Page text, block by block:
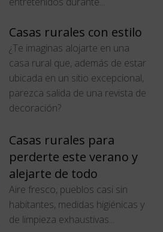
Casas rurales con estilo
¿Te imaginas alojarte en una
casa rural que, además de estar
ubicada en un sitio excepcional,
parezca salida de una revista de
decoración?
Casas rurales para
perderte este verano y
alejarte de todo
Aire fresco, pueblos casi sin
habitantes, medidas higiénicas y
de limpieza exhaustivas...